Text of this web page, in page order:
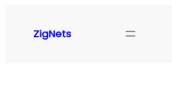
ZigNets